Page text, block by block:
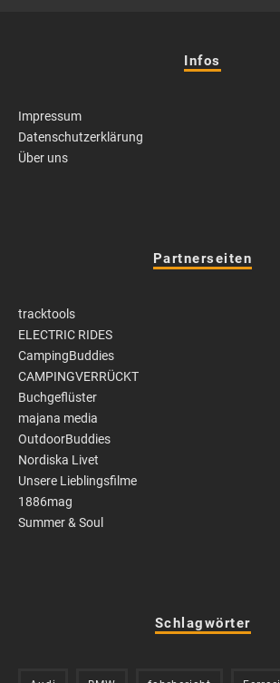
Infos
Impressum
Datenschutzerklärung
Über uns
Partnerseiten
tracktools
ELECTRIC RIDES
CampingBuddies
CAMPINGVERRÜCKT
Buchgeflüster
majana media
OutdoorBuddies
Nordiska Livet
Unsere Lieblingsfilme
1886mag
Summer & Soul
Schlagwörter